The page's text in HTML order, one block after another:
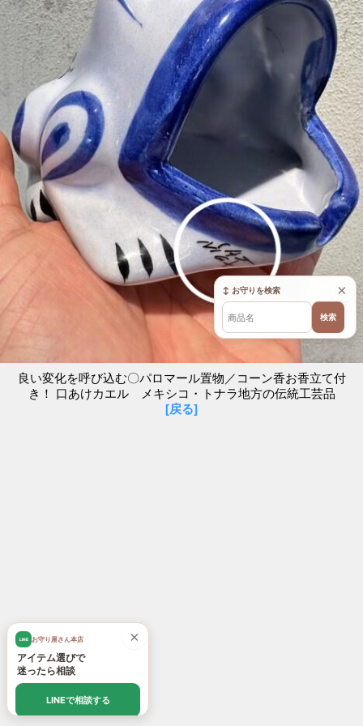
良い変化を呼び込む〇パロマール置物／コーン香お香立て付
き！ 口あけカエル メキシコ・トナラ地方の伝統工芸品
[戻る]
×
LINE お守り屋さん本店
アイテム選びで
迷ったら相談
LINEで相談する
×
↕ お守りを検索
検索